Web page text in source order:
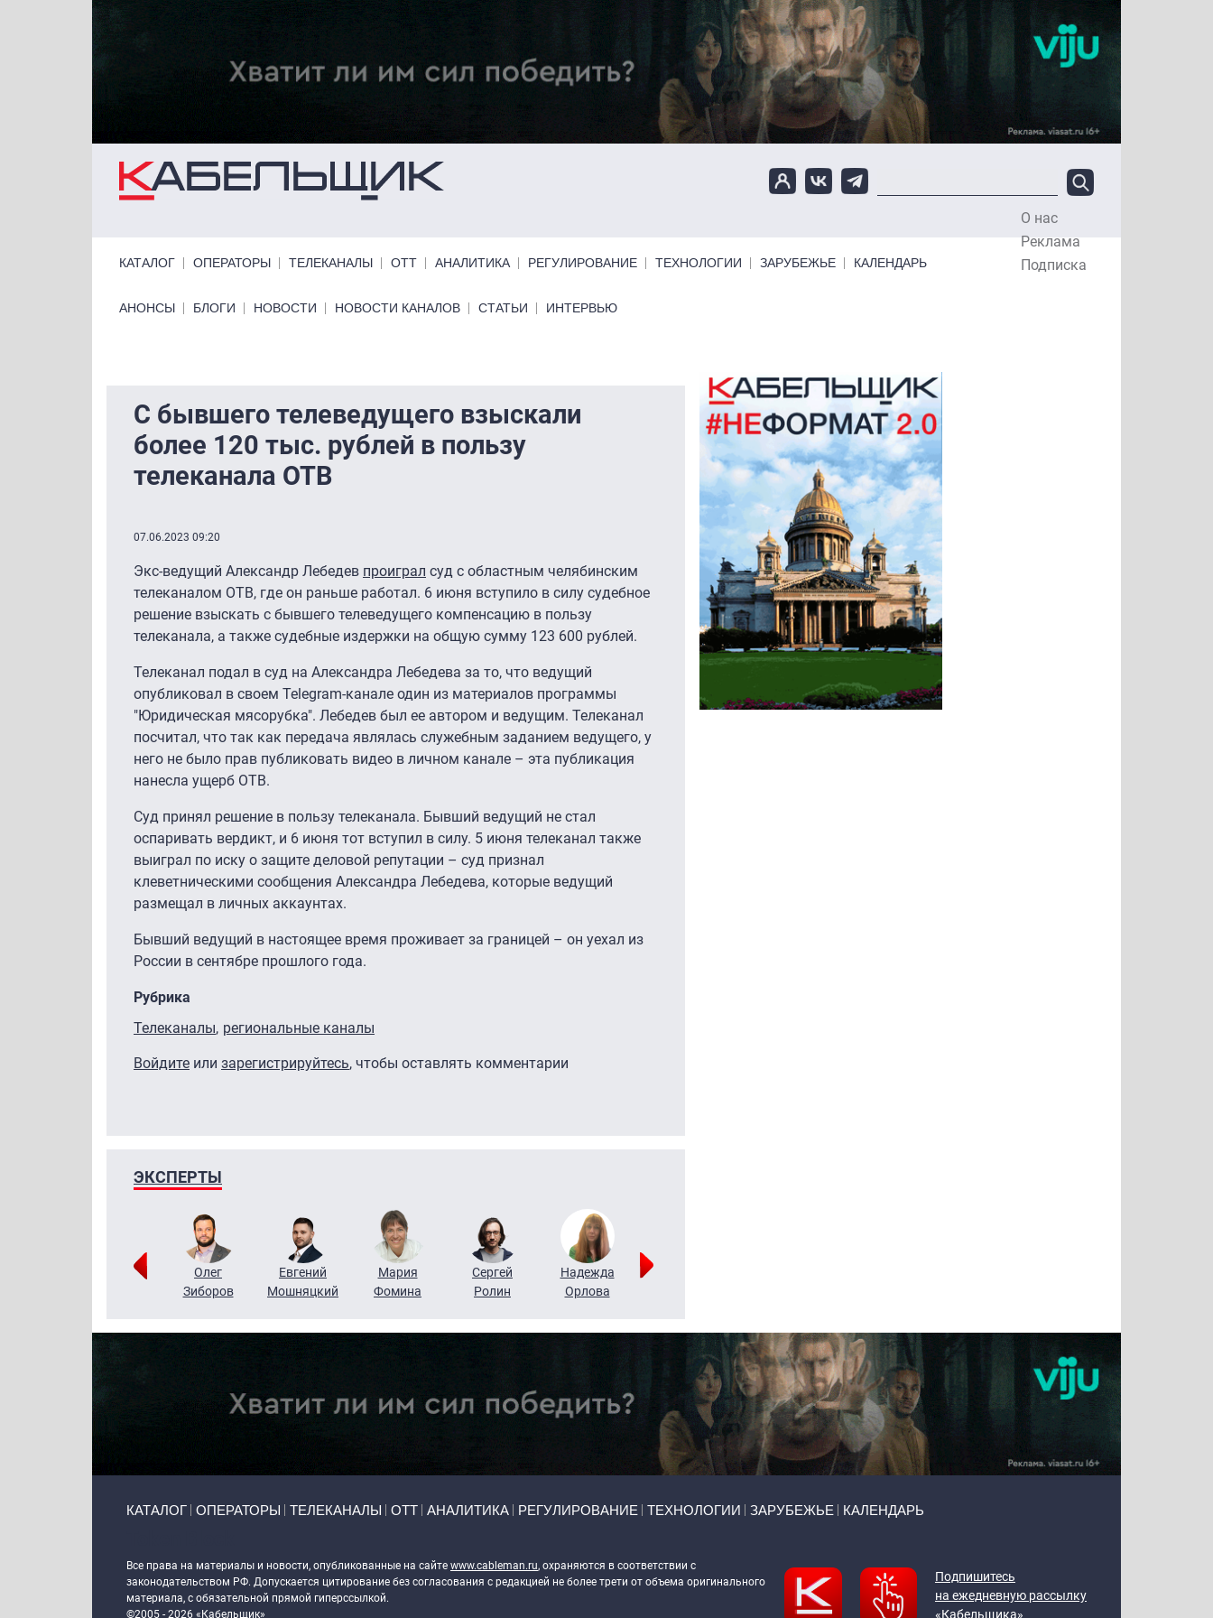
Перейти к основному содержанию
О нас
Реклама
Подписка
КАТАЛОГ ОПЕРАТОРЫ ТЕЛЕКАНАЛЫ ОТТ АНАЛИТИКА РЕГУЛИРОВАНИЕ ТЕХНОЛОГИИ ЗАРУБЕЖЬЕ КАЛЕНДАРЬ
Primary links bottom
АНОНСЫ БЛОГИ НОВОСТИ НОВОСТИ КАНАЛОВ СТАТЬИ ИНТЕРВЬЮ
С бывшего телеведущего взыскали
более 120 тыс. рублей в пользу
телеканала ОТВ
07.06.2023 09:20
Экс-ведущий Александр Лебедев проиграл суд с областным челябинским
телеканалом ОТВ, где он раньше работал. 6 июня вступило в силу судебное
решение взыскать с бывшего телеведущего компенсацию в пользу
телеканала, а также судебные издержки на общую сумму 123 600 рублей.
Телеканал подал в суд на Александра Лебедева за то, что ведущий
опубликовал в своем Telegram-канале один из материалов программы
"Юридическая мясорубка". Лебедев был ее автором и ведущим. Телеканал
посчитал, что так как передача являлась служебным заданием ведущего, у
него не было прав публиковать видео в личном канале – эта публикация
нанесла ущерб ОТВ.
Суд принял решение в пользу телеканала. Бывший ведущий не стал
оспаривать вердикт, и 6 июня тот вступил в силу. 5 июня телеканал также
выиграл по иску о защите деловой репутации – суд признал
клеветническими сообщения Александра Лебедева, которые ведущий
размещал в личных аккаунтах.
Бывший ведущий в настоящее время проживает за границей – он уехал из
России в сентябре прошлого года.
Рубрика
Телеканалы региональные каналы
Войдите или зарегистрируйтесь, чтобы оставлять комментарии
ЭКСПЕРТЫ
Григорий
Олег
Зиборов
Евгений
Мошняцкий
Мария
Фомина
Сергей
Ролин
Надежда
Орлова
КАТАЛОГ ОПЕРАТОРЫ ТЕЛЕКАНАЛЫ ОТТ АНАЛИТИКА РЕГУЛИРОВАНИЕ ТЕХНОЛОГИИ ЗАРУБЕЖЬЕ КАЛЕНДАРЬ
Все права на материалы и новости, опубликованные на сайте www.cableman.ru, охраняются в соответствии с
законодательством РФ. Допускается цитирование без согласования с редакцией не более трети от объема оригинального
материала, с обязательной прямой гиперссылкой.
©2005 - 2026 «Кабельщик»
Подпишитесь
на ежедневную рассылку
«Кабельщика»